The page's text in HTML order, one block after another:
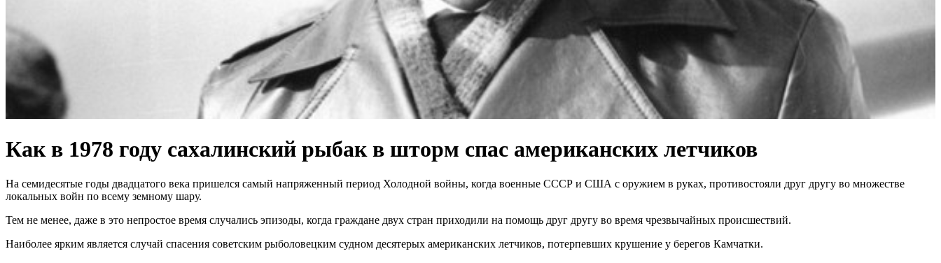
Как в 1978 году сахалинский рыбак в шторм спас американских летчиков
На семидесятые годы двадцатого века пришелся самый напряженный период Холодной войны, когда военные СССР и США с оружием в руках, противостояли друг другу во множестве
локальных войн по всему земному шару.
Тем не менее, даже в это непростое время случались эпизоды, когда граждане двух стран приходили на помощь друг другу во время чрезвычайных происшествий.
Наиболее ярким является случай спасения советским рыболовецким судном десятерых американских летчиков, потерпевших крушение у берегов Камчатки.